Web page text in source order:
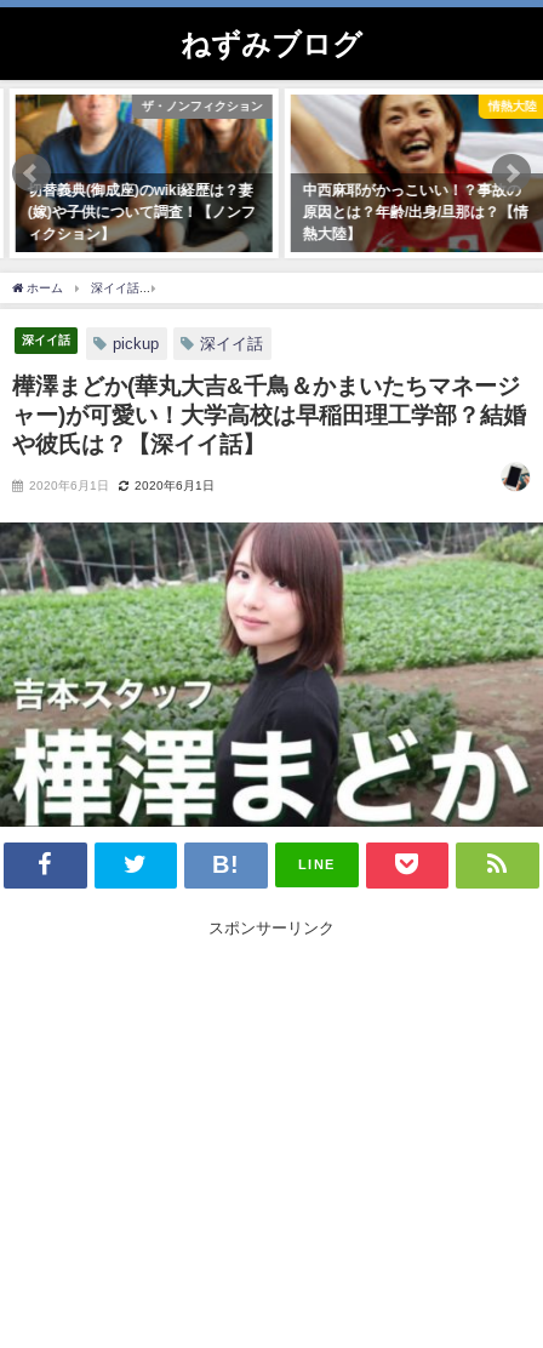
ねずみブログ
ザ・ノンフィクション
切替義典(御成座)のwiki経歴は？妻
(嫁)や子供について調査！【ノンフ
ィクション】
情熱大陸
中西麻耶がかっこいい！？事故の
原因とは？年齢/出身/旦那は？【情
熱大陸】
ホーム 深イイ話
深イイ話 pickup 深イイ話
樺澤まどか(華丸大吉&千鳥＆かまいたちマネージ
ャー)が可愛い！大学高校は早稲田理工学部？結婚
や彼氏は？【深イイ話】
2020年6月1日 2020年6月1日
LINE
スポンサーリンク